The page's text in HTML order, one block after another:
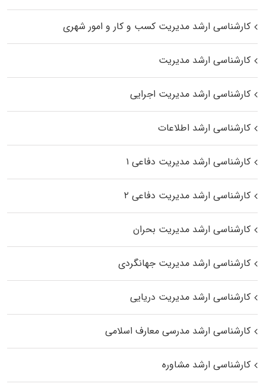
کارشناسی ارشد مدیریت کسب و کار و امور شهری
کارشناسی ارشد مدیریت
کارشناسی ارشد مدیریت اجرایی
کارشناسی ارشد اطلاعات
کارشناسی ارشد مدیریت دفاعی ۱
کارشناسی ارشد مدیریت دفاعی ۲
کارشناسی ارشد مدیریت بحران
کارشناسی ارشد مدیریت جهانگردی
کارشناسی ارشد مدیریت دریایی
کارشناسی ارشد مدرسی معارف اسلامی
کارشناسی ارشد مشاوره